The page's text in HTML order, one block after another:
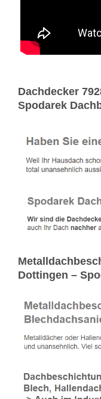
Dachdecker
Spodarek
Dottingen –